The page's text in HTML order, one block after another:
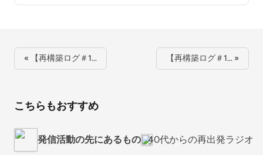
« 【再構築ログ＃1… 【再構築ログ＃1… »
こちらもおすすめ
発信活動の先にあるもの 40代からの再出発ラジオ